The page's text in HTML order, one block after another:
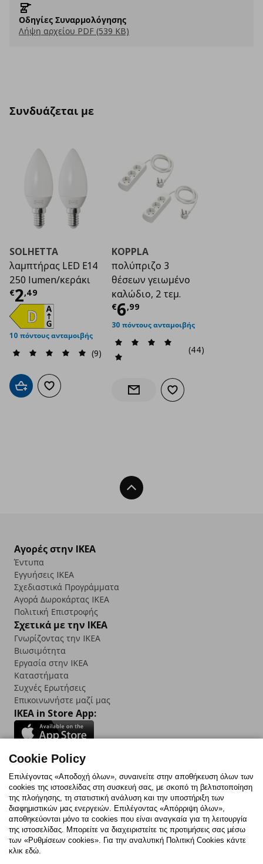
Οδηγίες Συναρμολόγησης
Λήψη αρχείου PDF (539 KB)
Συνδυάζεται με
SOLHETTA
λαμπτήρας LED E14
250 lumen/κεράκι
€2,49
Τρέχουσα τιμή€ 2,49
10 πόντους ανταμοιβής
(9)
Προσθήκη στο καλάθι
Προσθήκη στα αγαπημένα
KOPPLA
πολύπριζο 3
θέσεων γειωμένο
καλώδιο, 2 τεμ.
€6,99
Τρέχουσα τιμή
30 πόντους ανταμοιβής
(44)
Ενημέρωση διαθεσιμότητας
Προσθήκη στα
Back To Top
Αγορές στην IKEA
Έντυπα
Εγγυήσεις IKEA
Σχεδιαστικά Προγράμματα
Αγορά Δωρoκάρτας IKEA
Πολιτική Επιστροφής
Σχετικά με την IKEA
Γνωρίζοντας την IKEA
Βιωσιμότητα
Εργασία στην IKEA
Καταστήματα
Συχνές Ερωτήσεις
Επικοινωνήστε μαζί μας
IKEA in Store App:
Follow us:
FacebookInstagram
TikTokYoutubePinterestTwitter
Cookie Policy
Επιλέγοντας «Αποδοχή όλων», συναινείτε στην αποθήκευση όλων των
cookies της ιστοσελίδας στη συσκευή σας, με σκοπό τη βελτιστοποίηση
της πλοήγησης, τη στατιστική ανάλυση και την υποστήριξη των
διαφημιστικών μας ενεργειών. Επιλέγοντας «Απόρριψη όλων»,
αποθηκεύονται μόνο τα cookies που είναι αναγκαία για τη λειτουργία
της ιστοσελίδας. Μπορείτε να διαχειριστείτε τις προτιμήσεις σας μέσω
των «Ρυθμίσεων cookies». Για την αναλυτική Πολιτική Cookies κάντε
κλικ εδώ.